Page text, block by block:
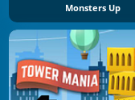
Monsters Up